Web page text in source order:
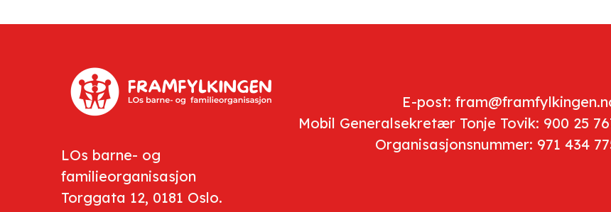
LOs barne- og
familieorganisasjon
Torggata 12, 0181 Oslo.
E-post:
Mobil Generalsekretær Tonje Tovik: 900 25
Organisasjonsnummer: 971 434